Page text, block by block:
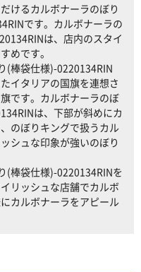
けるカルボナーラのぼり
です。カルボナーラの
は、店内のスタイ
めです。
(棒袋仕様)-0220134RIN
イタリアの国旗を連想さ
です。カルボナーラのぼ
は、下部が斜めにカ
のぼりキングで扱うカル
シュな印象が強いのぼり
(棒袋仕様)-0220134RINを
リッシュな店舗でカルボ
カルボナーラをアピール